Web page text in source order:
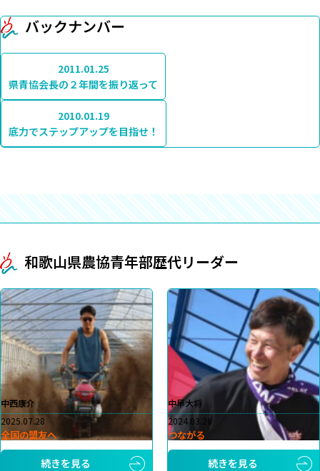
バックナンバー
2011.01.25
県青協会長の２年間を振り返って
2010.01.19
底力でステップアップを目指せ！
和歌山県農協青年部歴代リーダー
中西康介
2025.07.28
全国の盟友へ
続きを見る
中早大将
2024.03.26
つながる
続きを見る